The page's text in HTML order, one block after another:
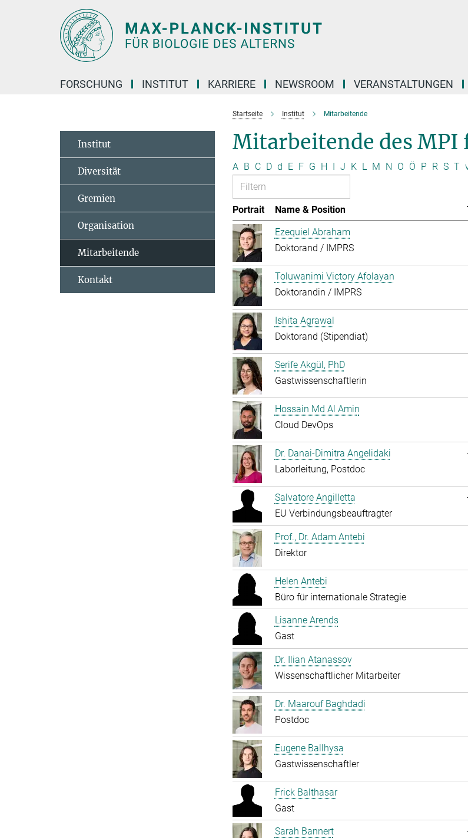
FORSCHUNG INSTITUT KARRIERE NEWSROOM VERANSTALTUNGEN
Startseite Institut Mitarbeitende
Mitarbeitende des MPI
A B C D d E F G H I J K L M N O Ö P R S T
Portrait Name & Position
Ezequiel Abraham
Doktorand / IMPRS
Toluwanimi Victory Afolayan
Doktorandin / IMPRS
Ishita Agrawal
Doktorand (Stipendiat)
Serife Akgül, PhD
Gastwissenschaftlerin
Hossain Md Al Amin
Cloud DevOps
Dr. Danai-Dimitra Angelidaki
Laborleitung, Postdoc
Salvatore Angilletta
EU Verbindungsbeauftragter
Prof., Dr. Adam Antebi
Direktor
Helen Antebi
Büro für internationale Strategie
Lisanne Arends
Gast
Dr. Ilian Atanassov
Wissenschaftlicher Mitarbeiter
Dr. Maarouf Baghdadi
Postdoc
Eugene Ballhysa
Gastwissenschaftler
Frick Balthasar
Gast
Sarah Bannert
Institut
Diversität
Gremien
Organisation
Mitarbeitende
Kontakt